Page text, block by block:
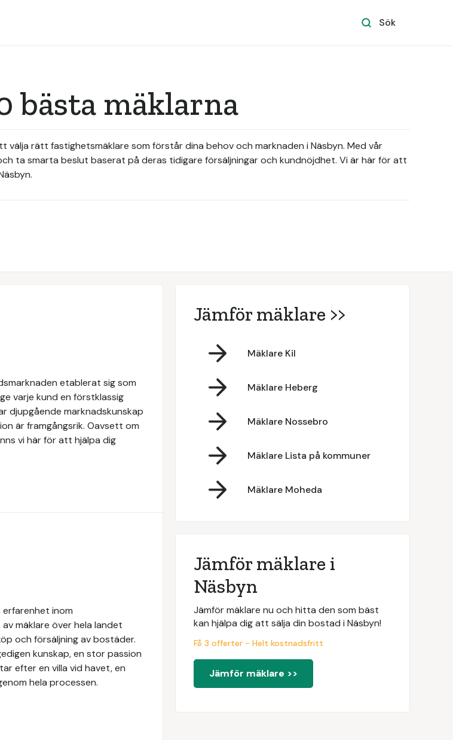
Sök
bästa mäklarna
rätt fastighetsmäklare som förstår dina behov och marknaden i Näsbyn. Med vår
ta smarta beslut baserat på deras tidigare försäljningar och kundnöjdhet. Vi är här för att
etablerat sig som
varje kund en förstklassig
djupgående marknadskunskap
är framgångsrik. Oavsett om
vi här för att hjälpa dig
erfarenhet inom
mäklare över hela landet
och försäljning av bostäder.
kunskap, en stor passion
efter en villa vid havet, en
hela processen.
Jämför mäklare >>
Mäklare Kil
Mäklare Heberg
Mäklare Nossebro
Mäklare Lista på kommuner
Mäklare Moheda
Jämför mäklare i
Näsbyn
Jämför mäklare nu och hitta den som bäst
kan hjälpa dig att sälja din bostad i Näsbyn!
Få 3 offerter - Helt kostnadsfritt
Jämför mäklare >>